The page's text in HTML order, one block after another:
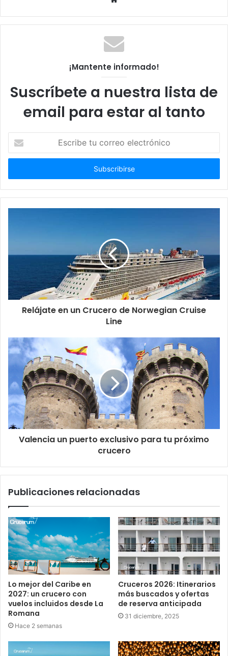
¡Mantente informado!
Suscríbete a nuestra lista de
email para estar al tanto
correo
Relájate en un Crucero de Norwegian Cruise
Line
Valencia un puerto exclusivo para tu próximo
crucero
Publicaciones relacionadas
Lo mejor del Caribe en
2027: un crucero con
vuelos incluidos desde La
Romana
Hace 2 semanas
Cruceros 2026: Itinerarios
más buscados y ofertas
de reserva anticipada
31 diciembre, 2025